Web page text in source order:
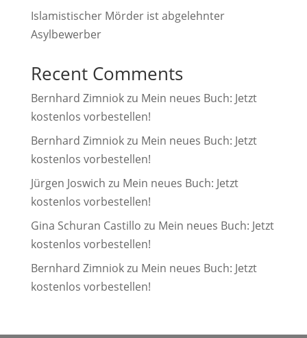
Islamistischer Mörder ist abgelehnter
Asylbewerber
Recent Comments
Bernhard Zimniokzu Mein neues Buch: Jetzt
kostenlos vorbestellen!
Bernhard Zimniokzu Mein neues Buch: Jetzt
kostenlos vorbestellen!
Jürgen Joswich zu Mein neues Buch: Jetzt
kostenlos vorbestellen!
Gina Schuran Castillo zu Mein neues Buch: Jetzt
kostenlos vorbestellen!
Bernhard Zimniokzu Mein neues Buch: Jetzt
kostenlos vorbestellen!